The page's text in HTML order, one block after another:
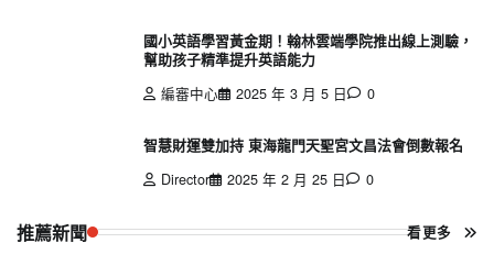
國小英語學習黃金期！翰林雲端學院推出線上測驗，
幫助孩子精準提升英語能力
編審中心
2025 年 3 月 5 日 0
智慧財運雙加持 東海龍門天聖宮文昌法會倒數報名
Director
2025 年 2 月 25 日 0
推薦新聞 看更多